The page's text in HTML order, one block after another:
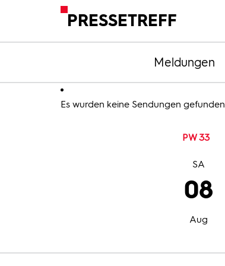
PRESSETREFF
Meldungen
Es wurden keine Sendungen gefunden
PW 33
08
Aug
SA